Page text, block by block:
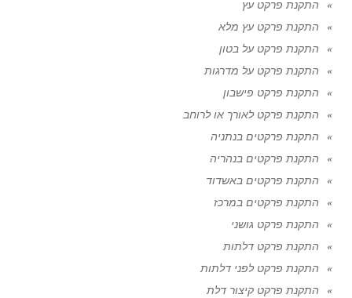
התקנת פרקט עץ
התקנת פרקט עץ מלא
התקנת פרקט על בטון
התקנת פרקט על מדרגות
התקנת פרקט פישבון
התקנת פרקט לאורך או לרוחב
התקנת פרקטים בנתניה
התקנת פרקטים בנהריה
התקנת פרקטים באשדוד
התקנת פרקטים במרכז
התקנת פרקט גושני
התקנת פרקט דלתות
התקנת פרקט לפני דלתות
התקנת פרקט קיצור דלת